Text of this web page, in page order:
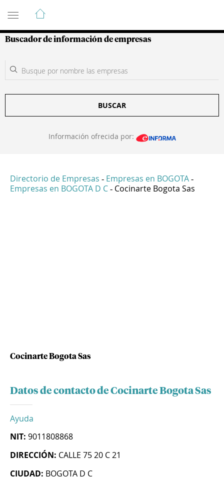
Guía de Empresas Colombianas
Buscador de información de empresas
BUSCAR
Información ofrecida por:
Directorio de Empresas - Empresas en BOGOTA -
Empresas en BOGOTA D C - Cocinarte Bogota Sas
Cocinarte Bogota Sas
Datos de contacto de Cocinarte Bogota Sas
Ayuda
NIT: 9011808868
DIRECCIÓN: CALLE 75 20 C 21
CIUDAD: BOGOTA D C